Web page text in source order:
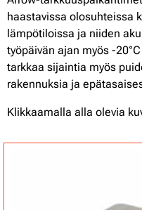
haastavissa olosuhteissa
lämpötiloissa ja niiden
työpäivän ajan myös -
tarkkaa sijaintia myös
rakennuksia ja
Klikkaamalla alla olevia